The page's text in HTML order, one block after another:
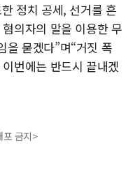
정치 공세, 선거를 흔
의자의 말을 이용한 무
을 묻겠다”며“거짓 폭
번에는 반드시 끝내겠
금지>